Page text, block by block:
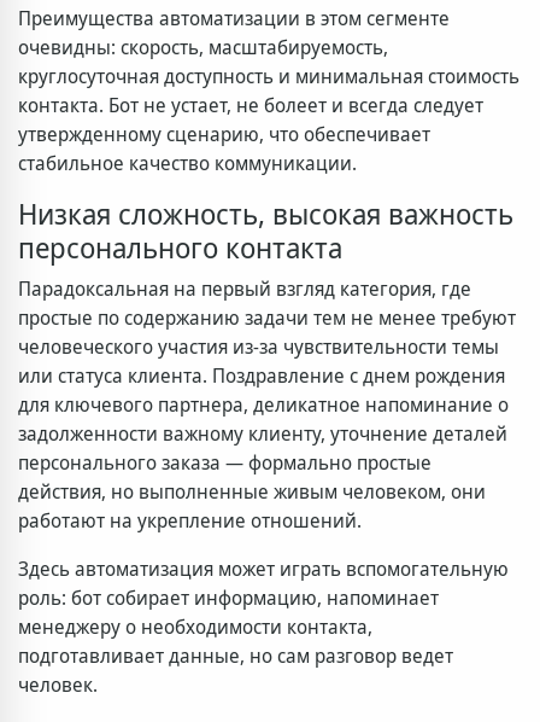
Преимущества автоматизации в этом сегменте
очевидны: скорость, масштабируемость,
круглосуточная доступность и минимальная стоимость
контакта. Бот не устает, не болеет и всегда следует
утвержденному сценарию, что обеспечивает
стабильное качество коммуникации.
Низкая сложность, высокая важность
персонального контакта
Парадоксальная на первый взгляд категория, где
простые по содержанию задачи тем не менее требуют
человеческого участия из-за чувствительности темы
или статуса клиента. Поздравление с днем рождения
для ключевого партнера, деликатное напоминание о
задолженности важному клиенту, уточнение деталей
персонального заказа — формально простые
действия, но выполненные живым человеком, они
работают на укрепление отношений.
Здесь автоматизация может играть вспомогательную
роль: бот собирает информацию, напоминает
менеджеру о необходимости контакта,
подготавливает данные, но сам разговор ведет
человек.